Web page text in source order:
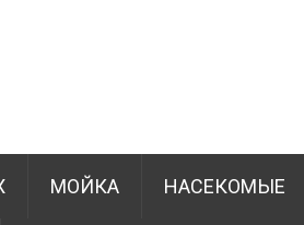
МОЙКА НАСЕКОМЫЕ